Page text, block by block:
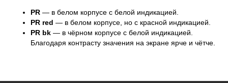
PR — в белом корпусе с белой индикацией.
PR red — в белом корпусе, но с красной индикацией.
PR bk — в чёрном корпусе с белой индикацией.
Благодаря контрасту значения на экране ярче и чётче.